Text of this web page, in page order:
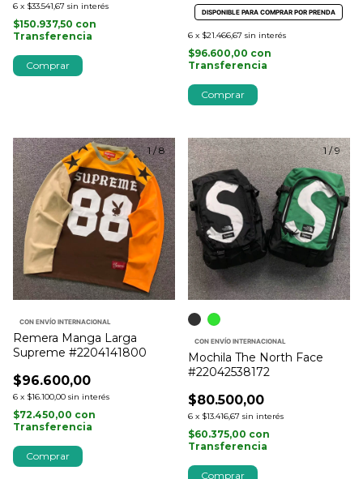
6 x $33.541,67 sin interés
$150.937,50 con
Transferencia
Comprar
DISPONIBLE PARA COMPRAR POR PRENDA
6 x $21.466,67 sin interés
$96.600,00 con
Transferencia
Comprar
1/8
CON ENVÍO INTERNACIONAL
Remera Manga Larga
Supreme #2204141800
$96.600,00
6 x $16.100,00 sin interés
$72.450,00 con
Transferencia
Comprar
1/9
CON ENVÍO INTERNACIONAL
Mochila The North Face
#22042538172
$80.500,00
6 x $13.416,67 sin interés
$60.375,00 con
Transferencia
Comprar